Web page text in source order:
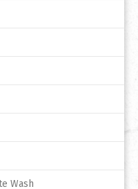
Wash